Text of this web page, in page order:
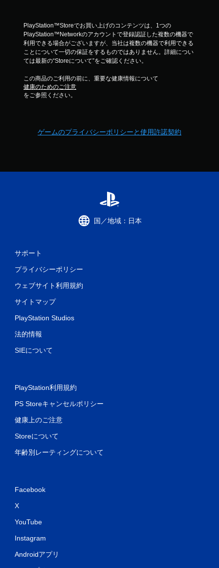
PlayStation™Storeでお買い上げのコンテンツは、1つの
PlayStation™Networkのアカウントで登録認証した複数の機器で
利用できる場合がございますが、当社は複数の機器で利用できる
ことについて一切の保証をするものではありません。詳細につい
ては最新の“Storeについて”をご確認ください。
この商品のご利用の前に、重要な健康情報について
健康のためのご注意
をご参照ください。
ゲームのプライバシーポリシーと使用許諾契約
国／地域：日本
サポート
プライバシーポリシー
ウェブサイト利用規約
サイトマップ
PlayStation Studios
法的情報
SIEについて
PlayStation利用規約
PS Storeキャンセルポリシー
健康上のご注意
Storeについて
年齢別レーティングについて
Facebook
X
YouTube
Instagram
Androidアプリ